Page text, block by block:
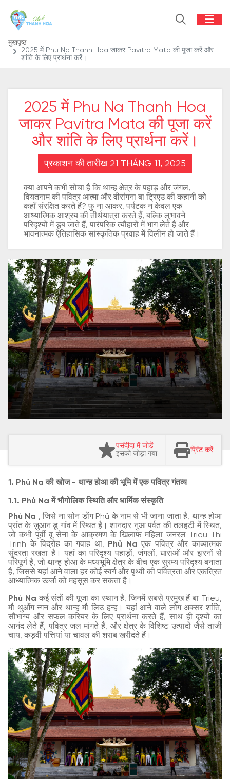
मुखपृष्ठ
2025 में Phu Na Thanh Hoa जाकर Pavitra Mata की पूजा करें और
शांति के लिए प्रार्थना करें।
2025 में Phu Na Thanh Hoa
जाकर Pavitra Mata की पूजा करें
और शांति के लिए प्रार्थना करें।
प्रकाशन की तारीख 21 THÁNG 11, 2025
क्या आपने कभी सोचा है कि थान्ह क्षेत्र के पहाड़ और जंगल,
वियतनाम की पवित्र आत्मा और वीरांगना बा ट्रिएउ की कहानी को
कहाँ संरक्षित करते हैं? फु ना आकर, पर्यटक न केवल एक
आध्यात्मिक आश्रय की तीर्थयात्रा करते हैं, बल्कि लुभावने
परिदृश्यों में डूब जाते हैं, पारंपरिक त्यौहारों में भाग लेते हैं और
भावनात्मक ऐतिहासिक सांस्कृतिक प्रवाह में विलीन हो जाते हैं।
पसंदीदा में जोड़ें
इसको जोड़ा गया
प्रिंट करें
1. Phủ Na की खोज - थान्ह होआ की भूमि में एक पवित्र गंतव्य
1.1. Phủ Na में भौगोलिक स्थिति और धार्मिक संस्कृति
Phủ Na , जिसे ना सोन डोंग Phủ के नाम से भी जाना जाता है, थान्ह होआ
प्रांत के ज़ुआन डू गांव में स्थित है। शानदार नुआ पर्वत की तलहटी में स्थित,
जो कभी पूर्वी वू सेना के आक्रमण के खिलाफ महिला जनरल Trieu Thi
Trinh के विद्रोह का गवाह था,
Phủ Na एक पवित्र और काव्यात्मक
सुंदरता रखता है। यहां का परिदृश्य पहाड़ों, जंगलों, धाराओं और झरनों से
परिपूर्ण है, जो थान्ह होआ के मध्यभूमि क्षेत्र के बीच एक सुरम्य परिदृश्य बनाता
है, जिससे यहां आने वाला हर कोई स्वर्ग और पृथ्वी की पवित्रता और एकत्रित
आध्यात्मिक ऊर्जा को महसूस कर सकता है।
Phủ Na कई संतों की पूजा का स्थान है, जिनमें सबसे प्रमुख हैं बा Trieu,
मौ थुओंग न्गन और थान्ह मौ लिउ हन्ह। यहां आने वाले लोग अक्सर शांति,
सौभाग्य और सफल करियर के लिए प्रार्थना करते हैं, साथ ही दृश्यों का
आनंद लेते हैं, पवित्र जल मांगते हैं, और क्षेत्र के विशिष्ट उत्पादों जैसे ताजी
चाय, कड़वी पत्तियां या चावल की शराब खरीदते हैं।